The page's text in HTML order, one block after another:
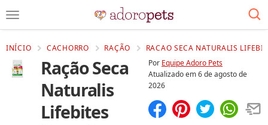
INÍCIO CACHORRO RAÇÃO RACAO SECA NATURALIS
Ração Seca
Naturalis
Lifebites
Por Equipe Adoro Pets
Atualizado em6 de agosto de
2026